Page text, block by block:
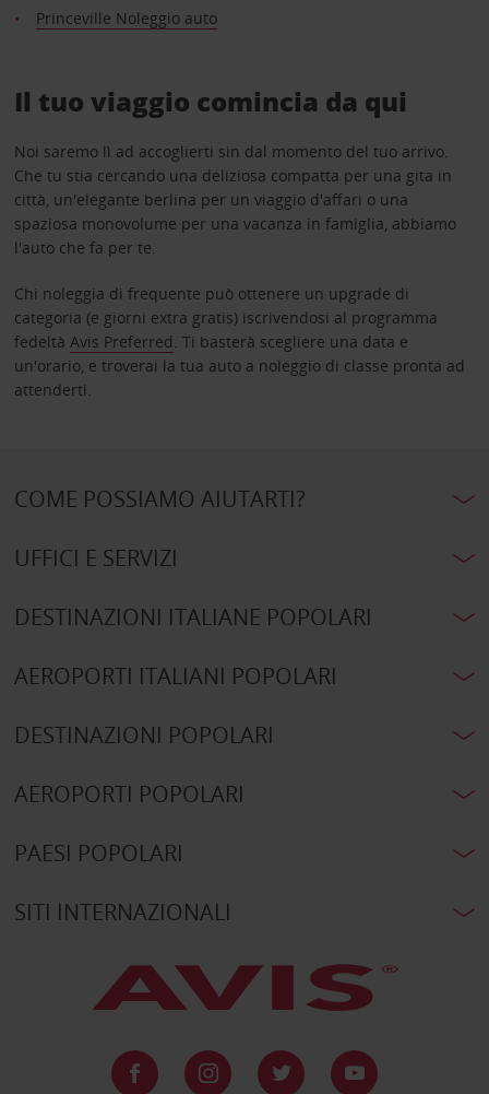
Princeville Noleggio auto
Il tuo viaggio comincia da qui
Noi saremo lì ad accoglierti sin dal momento del tuo arrivo.
Che tu stia cercando una deliziosa compatta per una gita in
città, un'elegante berlina per un viaggio d'affari o una
spaziosa monovolume per una vacanza in famiglia, abbiamo
l'auto che fa per te.
Chi noleggia di frequente può ottenere un upgrade di
categoria (e giorni extra gratis) iscrivendosi al programma
fedeltà Avis Preferred. Ti basterà scegliere una data e
un'orario, e troverai la tua auto a noleggio di classe pronta ad
attenderti.
COME POSSIAMO AIUTARTI?
UFFICI E SERVIZI
DESTINAZIONI ITALIANE POPOLARI
AEROPORTI ITALIANI POPOLARI
DESTINAZIONI POPOLARI
AEROPORTI POPOLARI
PAESI POPOLARI
SITI INTERNAZIONALI